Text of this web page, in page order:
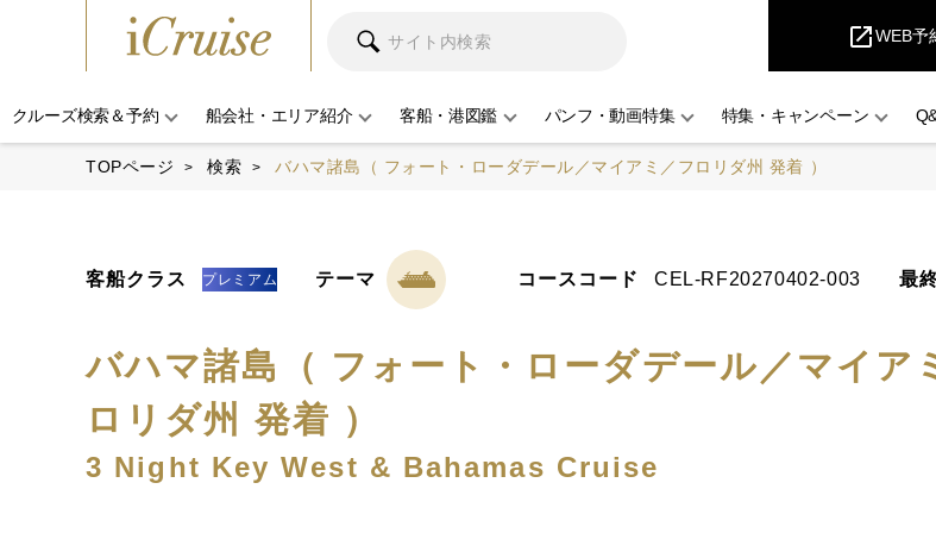
open_in_newWEB予
クルーズ検索＆予約 船会社・エリア紹介 客船・港図鑑 パンフ・動画特集 特集・キャンペーン
TOPページ 検索 バハマ諸島（ フォート・ローダデール／マイアミ／フロリダ州 発着 ）
客船クラス プレミアム テーマ コースコード CEL-RF20270402-003 最
バハマ諸島（ フォート・ローダデール／マイア
ロリダ州 発着 ）
3 Night Key West & Bahamas Cruise